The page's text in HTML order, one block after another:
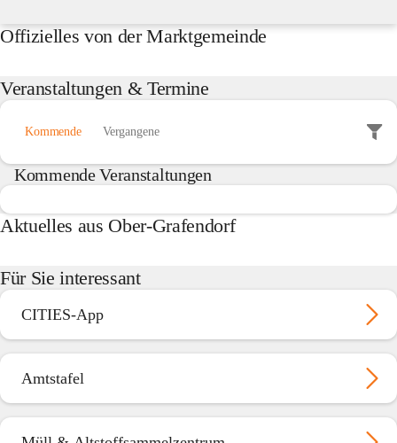
Offizielles von der Marktgemeinde
Veranstaltungen & Termine
Kommende Vergangene
Kommende Veranstaltungen
Aktuelles aus Ober-Grafendorf
Für Sie interessant
CITIES-App
Amtstafel